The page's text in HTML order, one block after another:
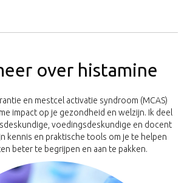
over histamine
en mestcel activatie syndroom (MCAS)
impact op je gezondheid en welzijn. Ik deel
voedingsdeskundige en docent
kennis en praktische tools om je te helpen
beter te begrijpen en aan te pakken.